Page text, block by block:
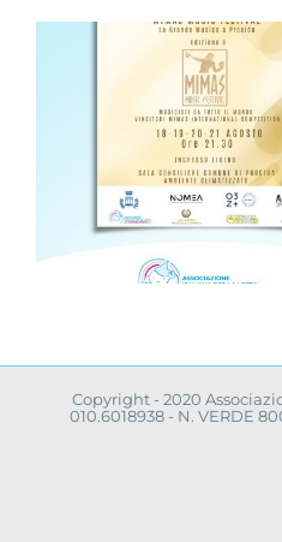
Progetto
in campo
Sapienza
Copyright - 2020
010.6018938 - N. VERDE